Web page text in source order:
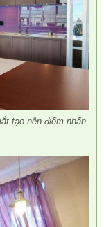
tạo nên điểm nhấn